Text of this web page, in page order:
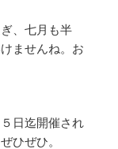
、七月も半
ませんね。お
日迄開催され
ひぜひ。